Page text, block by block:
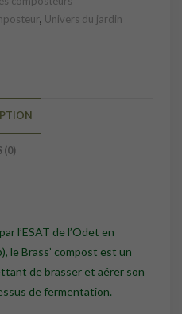
, Univers du jardin
(0)
l’ESAT de l’Odet en
le Brass’ compost est un
de brasser et aérer son
de fermentation.